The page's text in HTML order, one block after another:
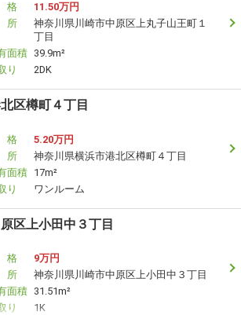
格
11.50万円
所
神奈川県川崎市中原区上丸子山王町１
丁目
面積 39.9m²
り
2DK
区樽町４丁目
格
5.20万円
所
神奈川県横浜市港北区樽町４丁目
面積 17m²
り
ワンルーム
区上小田中３丁目
格
9万円
所
神奈川県川崎市中原区上小田中３丁目
面積 31.51m²
り
1K